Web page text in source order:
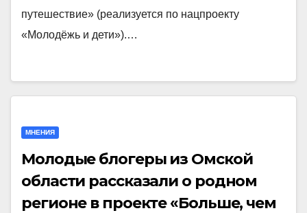
путешествие» (реализуется по нацпроекту
«Молодёжь и дети»).…
МНЕНИЯ
Молодые блогеры из Омской
области рассказали о родном
регионе в проекте «Больше, чем